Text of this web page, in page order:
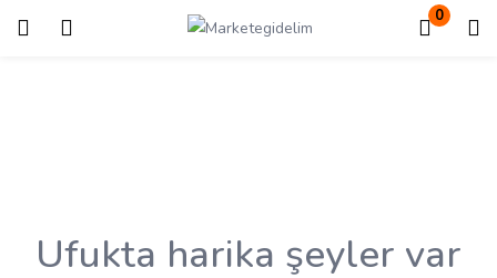
0
Giriş Kayıt ol
Ufukta harika şeyler var